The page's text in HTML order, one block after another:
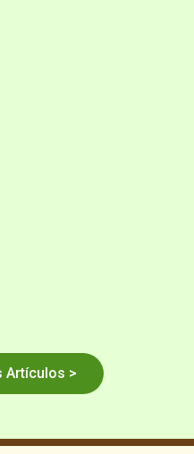
Artículos >